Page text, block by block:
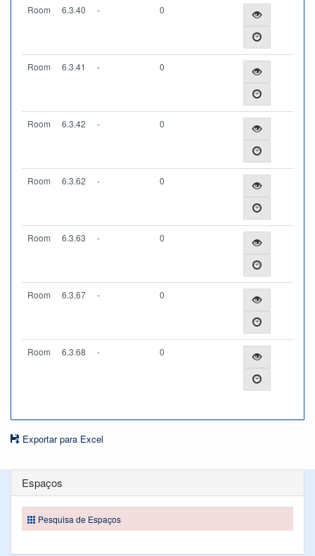
Room 6.3.40 - 0
Room 6.3.41 - 0
Room 6.3.42 - 0
Room 6.3.62 - 0
Room 6.3.63 - 0
Room 6.3.67 - 0
Room 6.3.68 - 0
Exportar para Excel
Espaços
Pesquisa de Espaços